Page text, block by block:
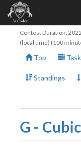
Contest Duration:
(local time) (100
Top
Standings
G -